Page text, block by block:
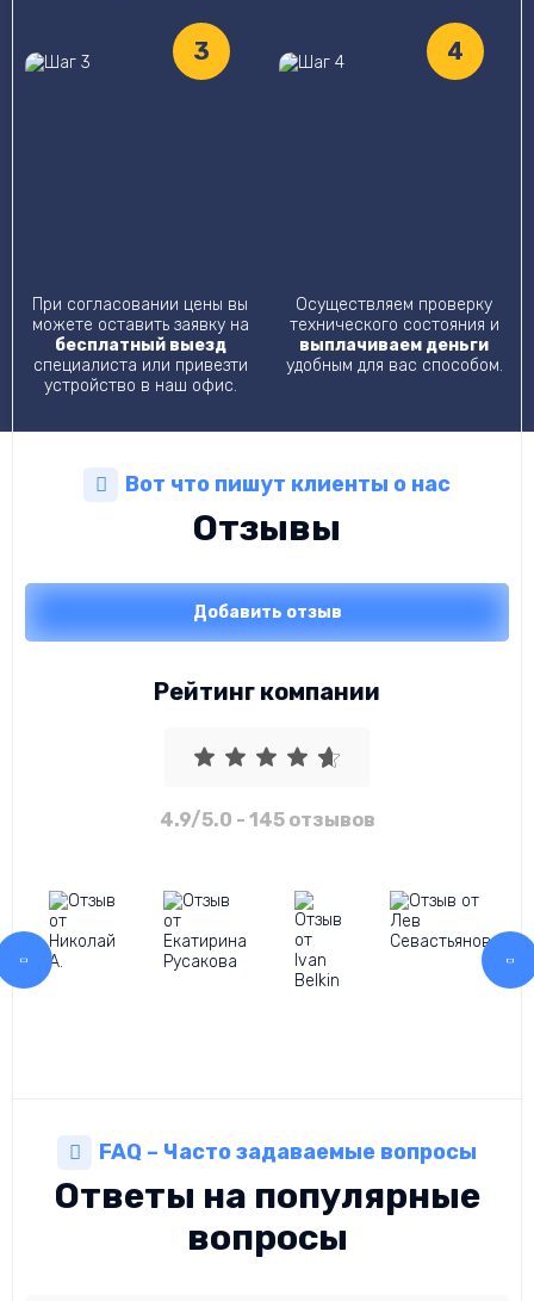
3
При согласовании цены вы
можете оставить заявку на
бесплатный выезд
специалиста или привезти
устройство в наш офис.
4
Осуществляем проверку
технического состояния и
выплачиваем деньги
удобным для вас способом.
Вот что пишут клиенты о нас
Отзывы
Добавить отзыв
Рейтинг компании
4.9/5.0 - 145 отзывов
FAQ – Часто задаваемые вопросы
Ответы на популярные
вопросы